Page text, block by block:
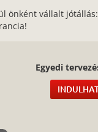
önként vállalt jótállás:
Egyedi